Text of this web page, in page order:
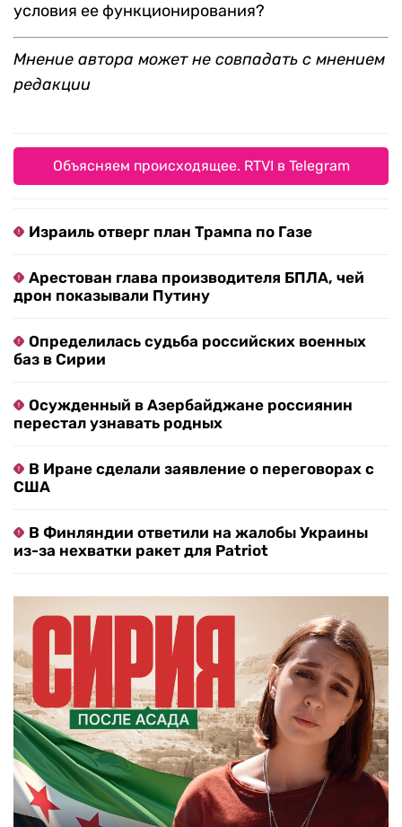
условия ее функционирования?
Мнение автора может не совпадать с мнением
редакции
Объясняем происходящее. RTVI в Telegram
Израиль отверг план Трампа по Газе
Арестован глава производителя БПЛА, чей
дрон показывали Путину
Определилась судьба российских военных
баз в Сирии
Осужденный в Азербайджане россиянин
перестал узнавать родных
В Иране сделали заявление о переговорах с
США
В Финляндии ответили на жалобы Украины
из-за нехватки ракет для Patriot